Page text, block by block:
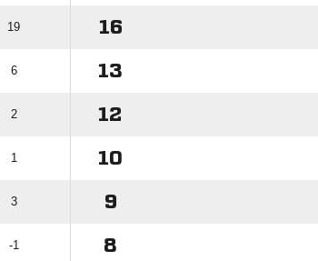
19 16
6 13
2 12
1 10
3 9
-1 8